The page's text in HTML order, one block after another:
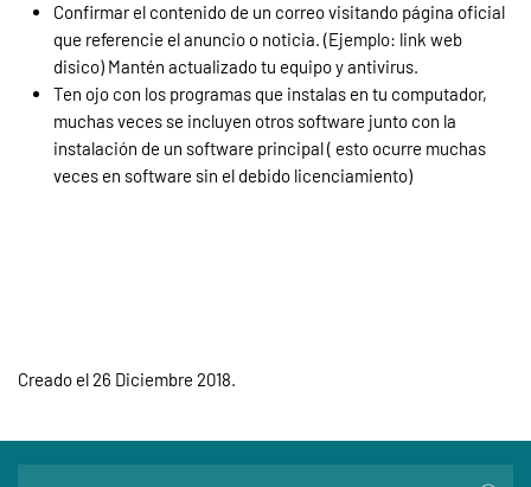
Confirmar el contenido de un correo visitando página oficial
que referencie el anuncio o noticia. (Ejemplo: link web
disico) Mantén actualizado tu equipo y antivirus.
Ten ojo con los programas que instalas en tu computador,
muchas veces se incluyen otros software junto con la
instalación de un software principal ( esto ocurre muchas
veces en software sin el debido licenciamiento)
Creado el26 Diciembre 2018.